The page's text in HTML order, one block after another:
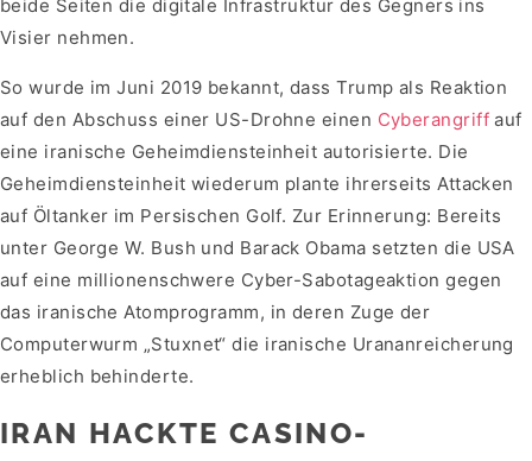
beide Seiten die digitale Infrastruktur des Gegners ins
Visier nehmen.
So wurde im Juni 2019 bekannt, dass Trump als Reaktion
auf den Abschuss einer US-Drohne einen Cyberangriffauf
eine iranische Geheimdiensteinheit autorisierte. Die
Geheimdiensteinheit wiederum plante ihrerseits Attacken
auf Öltanker im Persischen Golf. Zur Erinnerung: Bereits
unter George W. Bush und Barack Obama setzten die USA
auf eine millionenschwere Cyber-Sabotageaktion gegen
das iranische Atomprogramm, in deren Zuge der
Computerwurm „Stuxnet“ die iranische Urananreicherung
erheblich behinderte.
IRAN HACKTE CASINO-